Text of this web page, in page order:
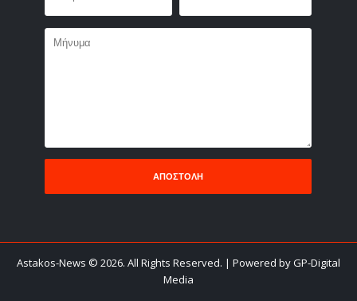
Astakos-News © 2026. All Rights Reserved. | Powered by GP-Digital
Media